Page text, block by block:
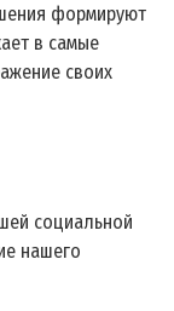
формируют
в самые
своих
социальной
нашего